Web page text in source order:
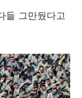
들 그만뒀다고